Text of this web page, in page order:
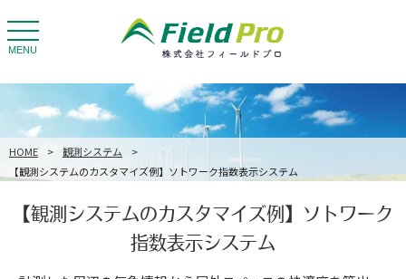
toggle
navigation
MENU
HOME > 観測システム
>
【観測システムのカスタマイズ例】ソトワーク指数表示システム
【観測システムのカスタマイズ例】ソトワーク
指数表示システム